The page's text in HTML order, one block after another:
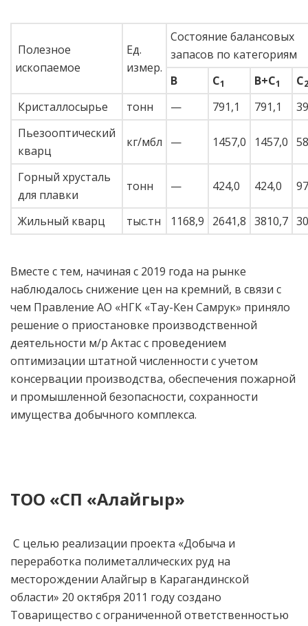
Полезное
ископаемое
Ед.
измер.
Состояние балансовых
запасов по категориям
В
С1 В+С1 С2
Кристаллосырье тонн — 791,1 791,1
Пьезооптический
кварц
кг/мбл — 1457,0 1457,0
Горный хрусталь
для плавки
тонн — 424,0 424,0
Жильный кварц тыс.тн 1168,9 2641,8 3810,7
Вместе с тем, начиная с 2019 года на рынке
наблюдалось снижение цен на кремний, в связи с
чем Правление АО «НГК «Тау-Кен Самрук» приняло
решение о приостановке производственной
деятельности м/р Актас с проведением
оптимизации штатной численности с учетом
консервации производства, обеспечения пожарной
и промышленной безопасности, сохранности
имущества добычного комплекса.
ТОО «СП «Алайгыр»
С целью реализации проекта «Добыча и
переработка полиметаллических руд на
месторождении Алайгыр в Карагандинской
области» 20 октября 2011 году создано
Товарищество с ограниченной ответственностью